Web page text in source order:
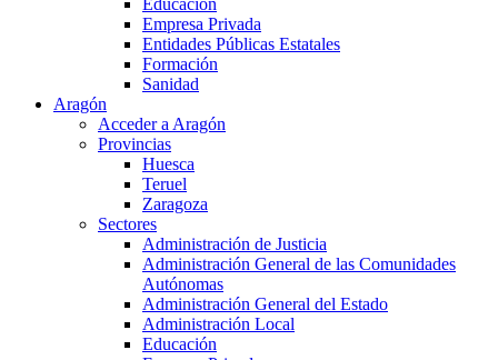
Educación
Empresa Privada
Entidades Públicas Estatales
Formación
Sanidad
Aragón
Acceder a Aragón
Provincias
Huesca
Teruel
Zaragoza
Sectores
Administración de Justicia
Administración General de las Comunidades
Autónomas
Administración General del Estado
Administración Local
Educación